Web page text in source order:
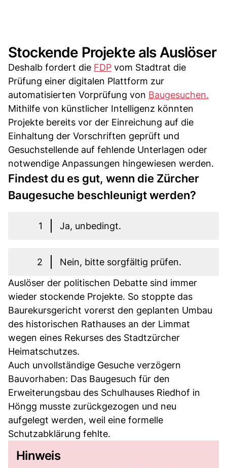
Stockende Projekte als Auslöser
Deshalb fordert die FDP vom Stadtrat die
Prüfung einer digitalen Plattform zur
automatisierten Vorprüfung von Baugesuchen.
Mithilfe von künstlicher Intelligenz könnten
Projekte bereits vor der Einreichung auf die
Einhaltung der Vorschriften geprüft und
Gesuchstellende auf fehlende Unterlagen oder
notwendige Anpassungen hingewiesen werden.
Findest du es gut, wenn die Zürcher
Baugesuche beschleunigt werden?
1 Ja, unbedingt.
2
Nein, bitte sorgfältig prüfen.
Auslöser der politischen Debatte sind immer
wieder stockende Projekte. So stoppte das
Baurekursgericht vorerst den geplanten Umbau
des historischen Rathauses an der Limmat
wegen eines Rekurses des Stadtzürcher
Heimatschutzes.
Auch unvollständige Gesuche verzögern
Bauvorhaben: Das Baugesuch für den
Erweiterungsbau des Schulhauses Riedhof in
Höngg musste zurückgezogen und neu
aufgelegt werden, weil eine formelle
Schutzabklärung fehlte.
Hinweis